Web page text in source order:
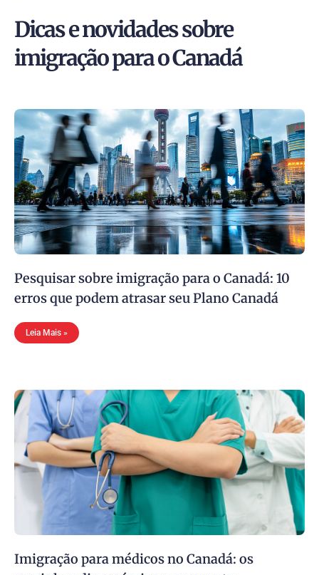
Dicas e novidades sobre
imigração para o Canadá
Pesquisar sobre imigração para o Canadá: 10
erros que podem atrasar seu Plano Canadá
Leia Mais »
Imigração para médicos no Canadá: os